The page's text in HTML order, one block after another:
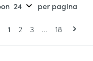
Pagina's
U lees momenteel pagina
1 Pagina
2 Pagina
3 ... Pagina
18
per pagina